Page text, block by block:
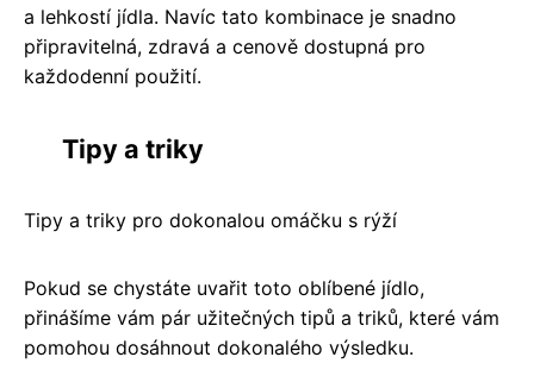
a lehkostí jídla. Navíc tato kombinace je snadno
připravitelná, zdravá a cenově dostupná pro
každodenní použití.
Tipy a triky
Tipy a triky pro dokonalou omáčku s rýží
Pokud se chystáte uvařit toto oblíbené jídlo,
přinášíme vám pár užitečných tipů a triků, které vám
pomohou dosáhnout dokonalého výsledku.